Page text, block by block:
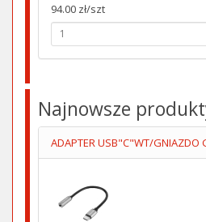
94.00 zł/szt
Najnowsze
ADAPTER USB"C"WT/GNIAZDO